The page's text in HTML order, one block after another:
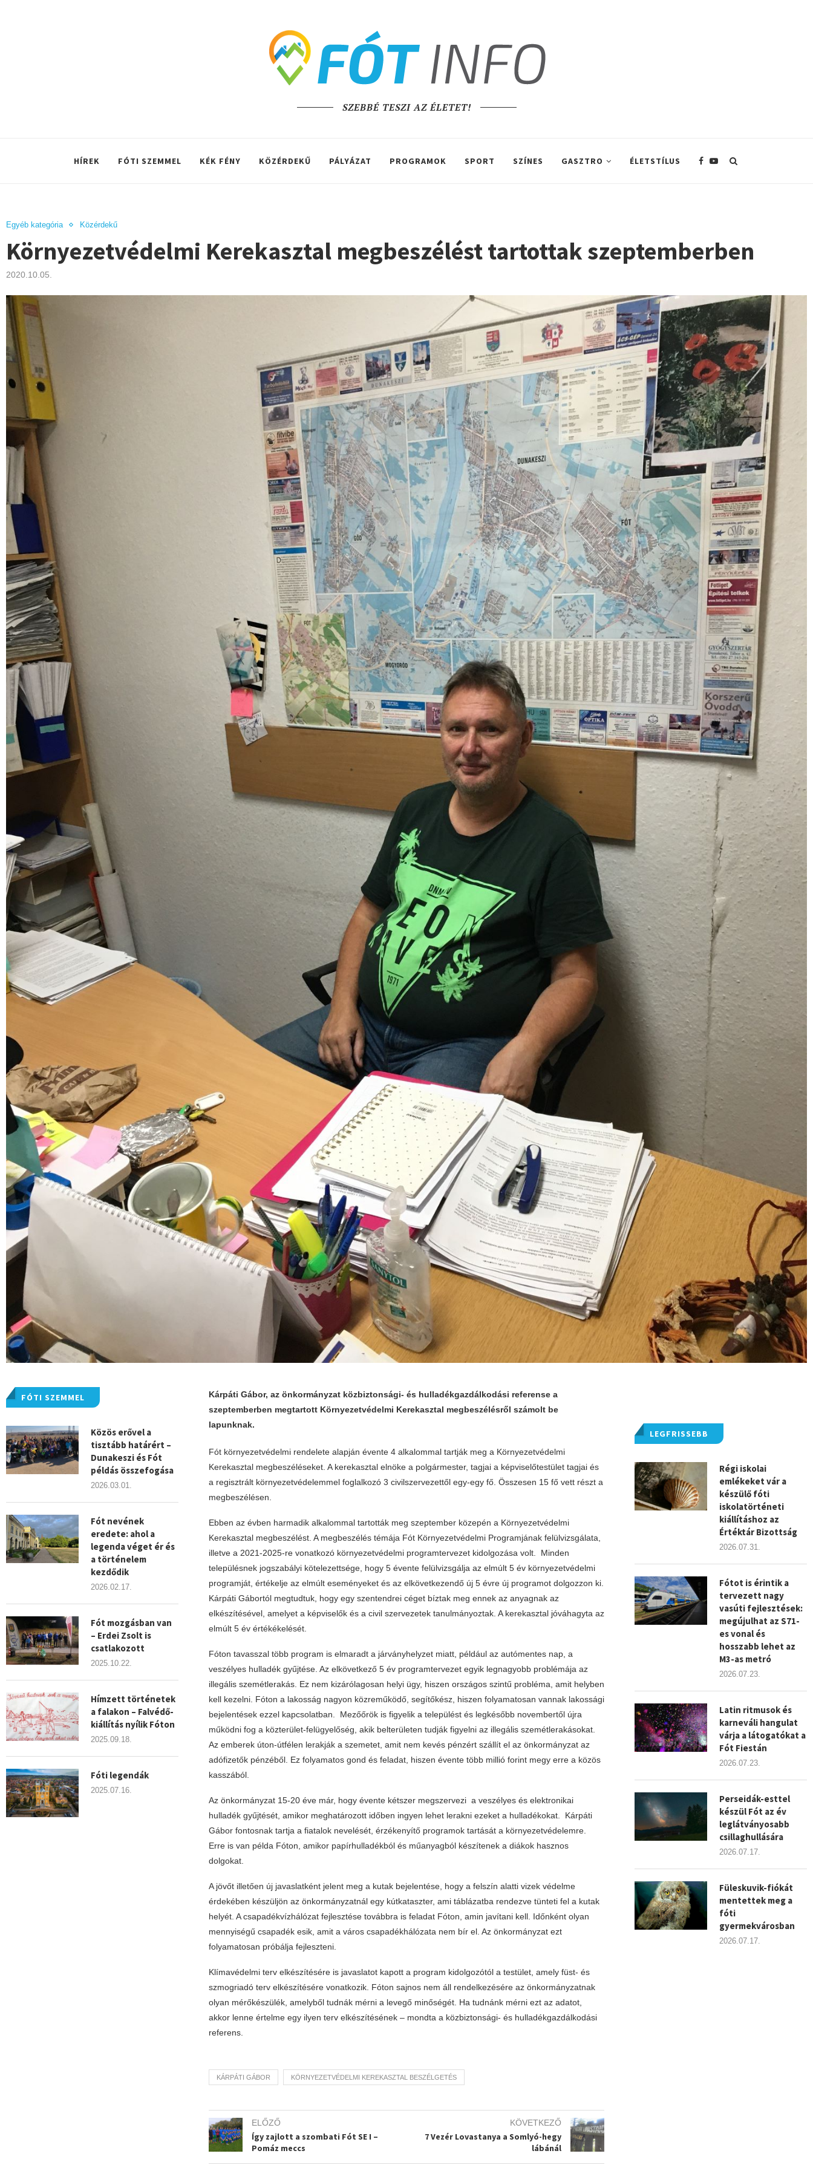
SZEBBÉ TESZI AZ ÉLETET!
HÍREK FÓTI SZEMMEL KÉK FÉNY KÖZÉRDEKŰ PÁLYÁZAT PROGRAMOK SPORT SZÍNES GASZTRO ÉLETSTÍLUS
Egyéb kategória Közérdekű
Környezetvédelmi Kerekasztal megbeszélést tartottak szeptemberben
2020.10.05.
Kárpáti Gábor, az önkormányzat közbiztonsági- és hulladékgazdálkodási referense a
szeptemberben megtartott Környezetvédelmi Kerekasztal megbeszélésről számolt be
lapunknak.
Fót környezetvédelmi rendelete alapján évente 4 alkalommal tartják meg a Környezetvédelmi
Kerekasztal megbeszéléseket. A kerekasztal elnöke a polgármester, tagjai a képviselőtestület tagjai és
a regisztrált környezetvédelemmel foglalkozó 3 civilszervezettől egy-egy fő. Összesen 15 fő vett részt a
megbeszélésen.
Ebben az évben harmadik alkalommal tartották meg szeptember közepén a Környezetvédelmi
Kerekasztal megbeszélést. A megbeszélés témája Fót Környezetvédelmi Programjának felülvizsgálata,
illetve a 2021-2025-re vonatkozó környezetvédelmi programtervezet kidolgozása volt. Minden
településnek jogszabályi kötelezettsége, hogy 5 évente felülvizsgálja az elmúlt 5 év környezetvédelmi
programját, értékelje az elmúlt eseményeket és az elkövetkezendő új 5 évre új programot dolgozzon ki.
Kárpáti Gábortól megtudtuk, hogy egy szentendrei céget bíztak meg ennek az anyagnak az
elkészítésével, amelyet a képviselők és a civil szervezetek tanulmányoztak. A kerekasztal jóváhagyta az
elmúlt 5 év értékékelését.
Fóton tavasszal több program is elmaradt a járványhelyzet miatt, például az autómentes nap, a
veszélyes hulladék gyűjtése. Az elkövetkező 5 év programtervezet egyik legnagyobb problémája az
illegális szemétlerakás. Ez nem kizárólagosan helyi ügy, hiszen országos szintű probléma, amit helyben
kell kezelni. Fóton a lakosság nagyon közreműködő, segítőkész, hiszen folyamatosan vannak lakossági
bejelentések ezzel kapcsolatban. Mezőőrök is figyelik a települést és legkésőbb novembertől újra
működni fog a közterület-felügyelőség, akik belterületen tudják figyelni az illegális szemétlerakásokat.
Az emberek úton-útfélen lerakják a szemetet, amit nem kevés pénzért szállít el az önkormányzat az
adófizetők pénzéből. Ez folyamatos gond és feladat, hiszen évente több millió forint megy erre a közös
kasszából.
Az önkormányzat 15-20 éve már, hogy évente kétszer megszervezi a veszélyes és elektronikai
hulladék gyűjtését, amikor meghatározott időben ingyen lehet lerakni ezeket a hulladékokat. Kárpáti
Gábor fontosnak tartja a fiatalok nevelését, érzékenyítő programok tartását a környezetvédelemre.
Erre is van példa Fóton, amikor papírhulladékból és műanyagból készítenek a diákok hasznos
dolgokat.
A jövőt illetően új javaslatként jelent meg a kutak bejelentése, hogy a felszín alatti vizek védelme
érdekében készüljön az önkormányzatnál egy kútkataszter, ami táblázatba rendezve tünteti fel a kutak
helyét. A csapadékvízhálózat fejlesztése továbbra is feladat Fóton, amin javítani kell. Időnként olyan
mennyiségű csapadék esik, amit a város csapadékhálózata nem bír el. Az önkormányzat ezt
folyamatosan próbálja fejleszteni.
Klímavédelmi terv elkészítésére is javaslatot kapott a program kidolgozótól a testület, amely füst- és
szmogriadó terv elkészítésére vonatkozik. Fóton sajnos nem áll rendelkezésére az önkormányzatnak
olyan mérőkészülék, amelyből tudnák mérni a levegő minőségét. Ha tudnánk mérni ezt az adatot,
akkor lenne értelme egy ilyen terv elkészítésének – mondta a közbiztonsági- és hulladékgazdálkodási
referens.
KÁRPÁTI GÁBOR KÖRNYEZETVÉDELMI KEREKASZTAL BESZÉLGETÉS
ELŐZŐ
Így zajlott a szombati Fót SE I –
Pomáz meccs
KÖVETKEZŐ
7 Vezér Lovastanya a Somlyó-hegy
lábánál
LEGFRISSEBB
Régi iskolai
emlékeket vár a
készülő fóti
iskolatörténeti
kiállításhoz az
Értéktár Bizottság
2026.07.31.
Fótot is érintik a
tervezett nagy
vasúti fejlesztések:
megújulhat az S71-
es vonal és
hosszabb lehet az
M3-as metró
2026.07.23.
Latin ritmusok és
karneváli hangulat
várja a látogatókat a
Fót Fiestán
2026.07.23.
Perseidák-esttel
készül Fót az év
leglátványosabb
csillaghullására
2026.07.17.
Füleskuvik-fiókát
mentettek meg a
fóti
gyermekvárosban
2026.07.17.
FÓTI SZEMMEL
Közös erővel a
tisztább határért –
Dunakeszi és Fót
példás összefogása
2026.03.01.
Fót nevének
eredete: ahol a
legenda véget ér és
a történelem
kezdődik
2026.02.17.
Fót mozgásban van
– Erdei Zsolt is
csatlakozott
2025.10.22.
Hímzett történetek
a falakon – Falvédő-
kiállítás nyílik Fóton
2025.09.18.
Fóti legendák
2025.07.16.